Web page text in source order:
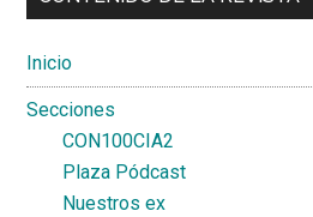
Inicio
Secciones
CON100CIA2
Plaza Pódcast
Nuestros ex